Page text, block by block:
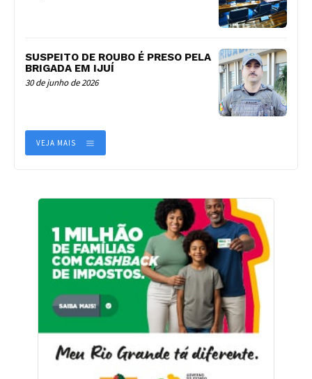
SUSPEITO DE ROUBO É PRESO PELA
BRIGADA EM IJUÍ
30 de junho de 2026
VEJA MAIS